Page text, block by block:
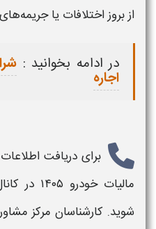
از بروز اختلافات یا
در ادامه بخوانید :
اجاره
برای دریافت
مالیات خودرو ۱۴۰۵ در
شوید. کارشناسان مرکز